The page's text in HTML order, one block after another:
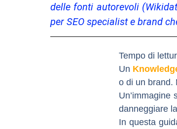
delle fonti autorevoli
per SEO specialist e brand
Un
o di un brand.
danneggiare
In questa